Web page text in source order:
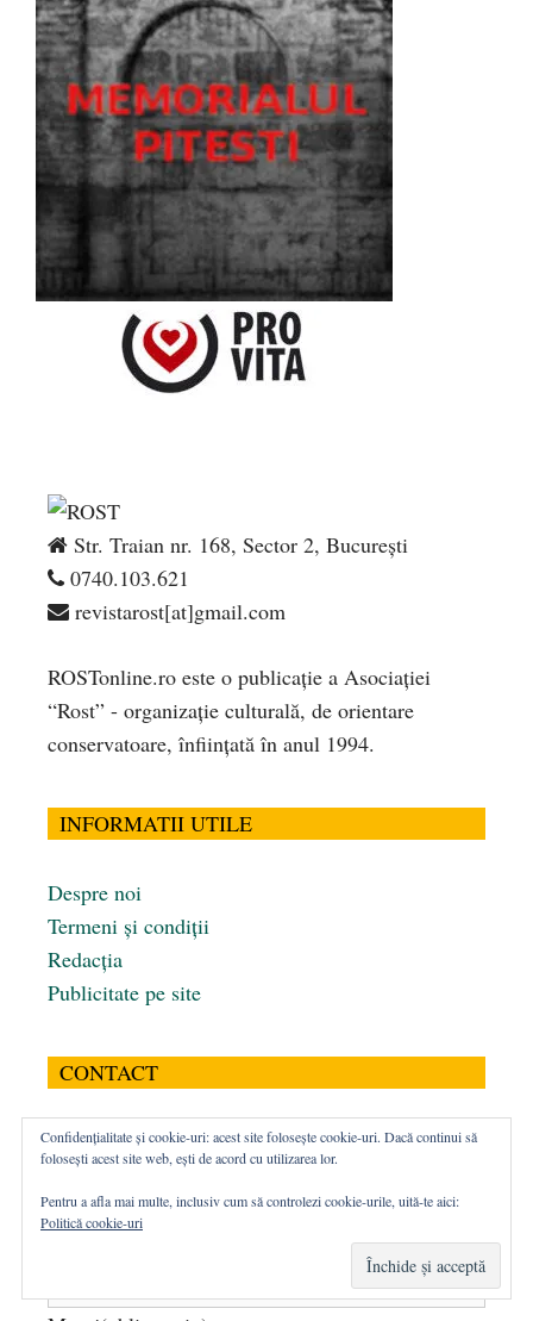
Str. Traian nr. 168, Sector 2, București
0740.103.621
revistarost[at]gmail.com
ROSTonline.ro este o publicaţie a Asociaţiei
“Rost” - organizaţie culturală, de orientare
conservatoare, înfiinţată în anul 1994.
INFORMATII UTILE
Despre noi
Termeni și condiții
Redacția
Publicitate pe site
CONTACT
Nume(obligatoriu)
Email(obligatoriu)
Confidențialitate și cookie-uri: acest site folosește cookie-uri. Dacă continui să
folosești acest site web, ești de acord cu utilizarea lor.
Pentru a afla mai multe, inclusiv cum să controlezi cookie-urile, uită-te aici:
Politică cookie-uri